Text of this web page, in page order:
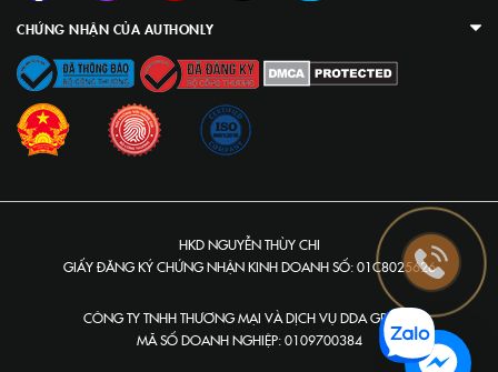
CHỨNG NHẬN CỦA AUTHONLY
HKD NGUYỄN THÙY CHI
GIẤY ĐĂNG KÝ CHỨNG NHẬN KINH DOANH SỐ: 01C8025626
CÔNG TY TNHH THƯƠNG MẠI VÀ DỊCH VỤ DDA GROUP
MÃ SỐ DOANH NGHIỆP: 0109700384